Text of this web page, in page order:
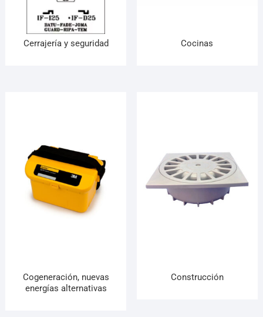
Cerrajería y seguridad Cocinas
Cogeneración, nuevas
energías alternativas
Construcción